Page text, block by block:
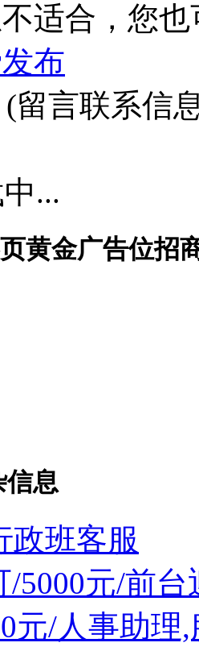
适合，您
布
(留言联系信
...
黄金广告位招
信息
政班客服
/5000元/前台
元/人事助